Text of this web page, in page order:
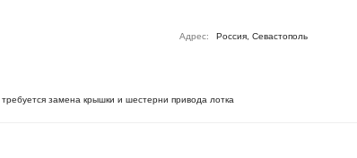
Адрес:
Россия, Севастополь
замена крышки и шестерни привода лотка